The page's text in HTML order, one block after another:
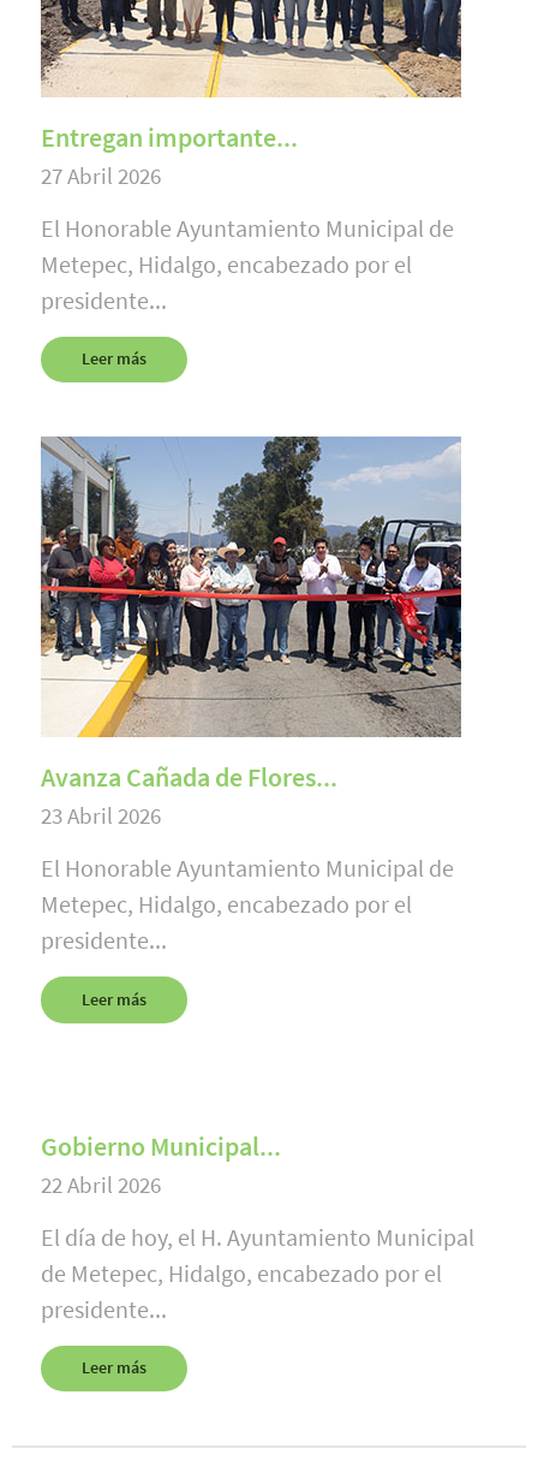
Entregan importante...
27 Abril 2026
El Honorable Ayuntamiento Municipal de
Metepec, Hidalgo, encabezado por el
presidente...
Leer más
Avanza Cañada de Flores...
23 Abril 2026
El Honorable Ayuntamiento Municipal de
Metepec, Hidalgo, encabezado por el
presidente...
Leer más
Gobierno Municipal...
22 Abril 2026
El día de hoy, el H. Ayuntamiento Municipal
de Metepec, Hidalgo, encabezado por el
presidente...
Leer más